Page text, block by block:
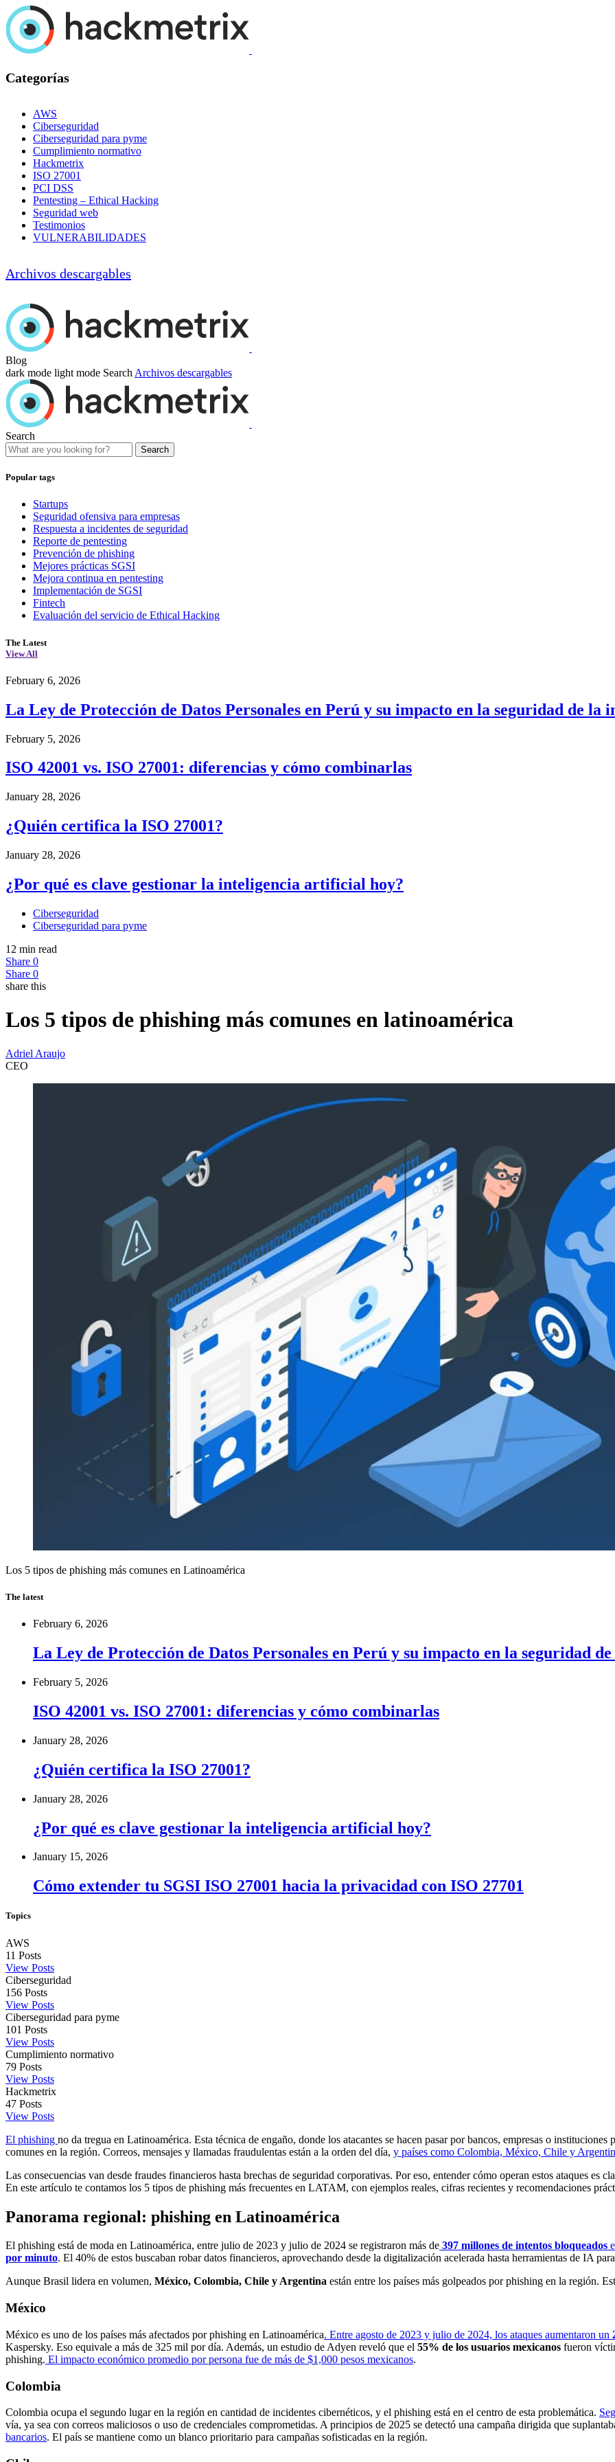
Categorías
AWS
Ciberseguridad
Ciberseguridad para pyme
Cumplimiento normativo
Hackmetrix
ISO 27001
PCI DSS
Pentesting – Ethical Hacking
Seguridad web
Testimonios
VULNERABILIDADES
Archivos descargables
Blog
dark mode light mode Search Archivos descargables
Search
Search
Popular tags
Startups
Seguridad ofensiva para empresas
Respuesta a incidentes de seguridad
Reporte de pentesting
Prevención de phishing
Mejores prácticas SGSI
Mejora continua en pentesting
Implementación de SGSI
Fintech
Evaluación del servicio de Ethical Hacking
The Latest
View All
February 6, 2026
La Ley de Protección de Datos Personales en Perú y su impacto en la seguridad de la
February 5, 2026
ISO 42001 vs. ISO 27001: diferencias y cómo combinarlas
January 28, 2026
¿Quién certifica la ISO 27001?
January 28, 2026
¿Por qué es clave gestionar la inteligencia artificial hoy?
Ciberseguridad
Ciberseguridad para pyme
12 min read
Share 0
Share 0
share this
Los 5 tipos de phishing más comunes en latinoamérica
Adriel Araujo
CEO
Los 5 tipos de phishing más comunes en Latinoamérica
The latest
February 6, 2026
La Ley de Protección de Datos Personales en Perú y su impacto en la seguridad
February 5, 2026
ISO 42001 vs. ISO 27001: diferencias y cómo combinarlas
January 28, 2026
¿Quién certifica la ISO 27001?
January 28, 2026
¿Por qué es clave gestionar la inteligencia artificial hoy?
January 15, 2026
Cómo extender tu SGSI ISO 27001 hacia la privacidad con ISO 27701
Topics
AWS
11 Posts
View Posts
Ciberseguridad
156 Posts
View Posts
Ciberseguridad para pyme
101 Posts
View Posts
Cumplimiento normativo
79 Posts
View Posts
Hackmetrix
47 Posts
View Posts
El phishing no da tregua en Latinoamérica. Esta técnica de engaño, donde los atacantes se hacen pasar por bancos, empresas o
comunes en la región. Correos, mensajes y llamadas fraudulentas están a la orden del día, y países como Colombia, México, Chile y
Las consecuencias van desde fraudes financieros hasta brechas de seguridad corporativas. Por eso, entender cómo operan estos ataques
En este artículo te contamos los 5 tipos de phishing más frecuentes en LATAM, con ejemplos reales, cifras recientes y recomendaciones
Panorama regional: phishing en Latinoamérica
El phishing está de moda en Latinoamérica, entre julio de 2023 y julio de 2024 se registraron más de 397 millones de intentos bloqueados
por minuto. El 40% de estos buscaban robar datos financieros, aprovechando desde la digitalización acelerada hasta herramientas de IA
Aunque Brasil lidera en volumen, México, Colombia, Chile y Argentina están entre los países más golpeados por phishing en la región.
México
México es uno de los países más afectados por phishing en Latinoamérica. Entre agosto de 2023 y julio de 2024, los ataques aumentaron un
Kaspersky. Eso equivale a más de 325 mil por día. Además, un estudio de Adyen reveló que el 55% de los usuarios mexicanos fueron
phishing. El impacto económico promedio por persona fue de más de $1,000 pesos mexicanos.
Colombia
Colombia ocupa el segundo lugar en la región en cantidad de incidentes cibernéticos, y el phishing está en el centro de esta problemática.
vía, ya sea con correos maliciosos o uso de credenciales comprometidas. A principios de 2025 se detectó una campaña dirigida que
bancarios. El país se mantiene como un blanco prioritario para campañas sofisticadas en la región.